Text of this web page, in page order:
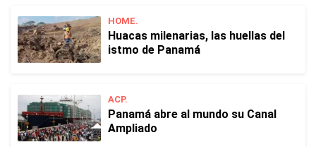
HOME.
Huacas milenarias, las huellas del
istmo de Panamá
ACP.
Panamá abre al mundo su Canal
Ampliado